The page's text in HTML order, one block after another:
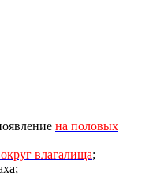
на половых
влагалища;